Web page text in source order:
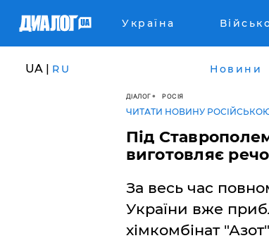
Україна
UA | RU Новини
ДІАЛОГ РОСІЯ
ЧИТАТИ НОВИНУ
​Під
виготовляє
За весь час
України вже
хімкомбінат